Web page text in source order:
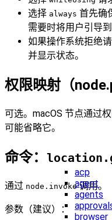
acp
agent
agents
browser
选择 always 首先确
需要时将用户引导到
如果操作系统拒绝
并显示状态。
权限映射（
可选。macOS 节点通过
可能省略它。
命令：
通过 node.invoke调用。
参数（建议）：